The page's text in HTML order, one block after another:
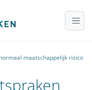
maatschappelijk risico